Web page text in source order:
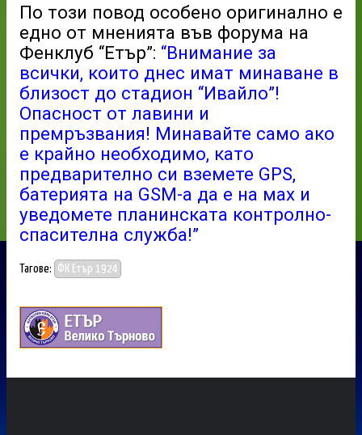
По този повод особено оригинално е
едно от мненията във форума на
Фенклуб “Етър”: “Внимание за
всички, които днес имат минаване в
близост до стадион “Ивайло”!
Опасност от лавини и
премръзвания! Минавайте само ако
е крайно необходимо, като
предварително си вземете GPS,
батерията на GSM-a да е на мах и
уведомете планинската контролно-
спасителна служба!”
Тагове: ФК Етър 1924